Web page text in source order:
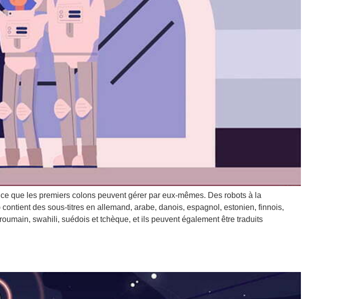
que les premiers colons peuvent gérer par eux-mêmes. Des robots à la
des sous-titres en allemand, arabe, danois, espagnol, estonien, finnois,
swahili, suédois et tchèque, et ils peuvent également être traduits